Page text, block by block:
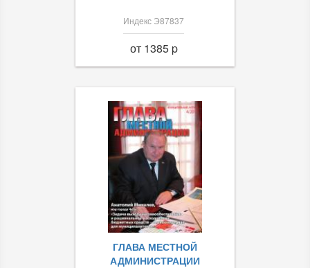
Индекс Э87837
от 1385 p
ГЛАВА МЕСТНОЙ
АДМИНИСТРАЦИИ